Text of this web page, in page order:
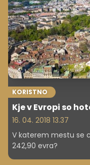
KORISTNO
Kje v Evropi so
16. 04. 2018 13.37
V katerem mestu se
242,90 evra?